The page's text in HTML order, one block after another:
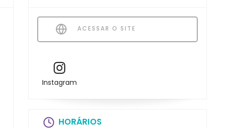
ACESSAR O SITE
Instagram
HORÁRIOS